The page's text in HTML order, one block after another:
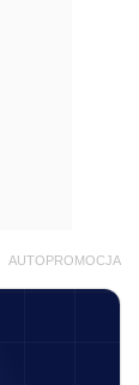
AUTOPROMOCJA